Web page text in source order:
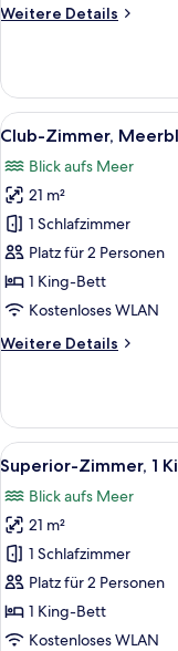
Weitere Details
Weitere
Zimmer,
Stadtblick
Alle
Fotos
für
Club-
Zimmer,
Meerblick
anzeigen
12
Club-Zimmer,
Blick aufs Meer
21 m²
1 Schlafzimmer
Platz für 2 Personen
1 King-Bett
Kostenloses WLAN
Weitere Details
Weitere
Zimmer,
Meerblick
Alle
Fotos
für
Superior-
Zimmer,
1 King-
Bett,
Meerblick
10
Superior-Zimmer, 1
Blick aufs Meer
21 m²
1 Schlafzimmer
Platz für 2 Personen
1 King-Bett
Kostenloses WLAN